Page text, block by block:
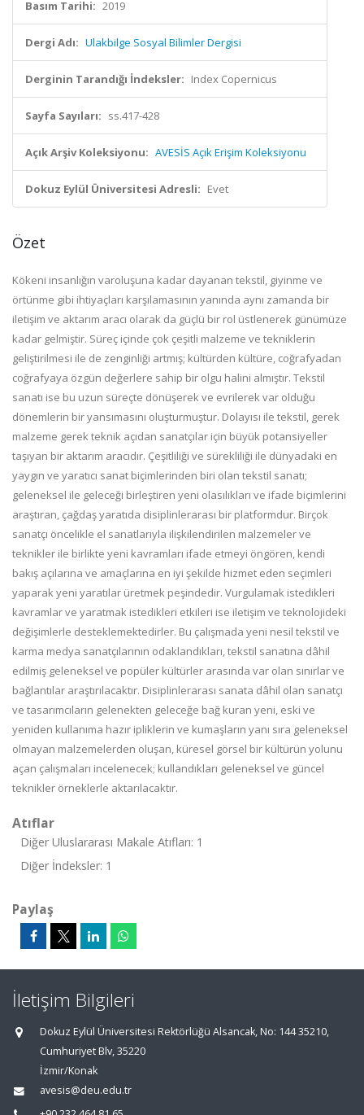
Basım Tarihi: 2019
Dergi Adı: Ulakbilge Sosyal Bilimler Dergisi
Derginin Tarandığı İndeksler: Index Copernicus
Sayfa Sayıları: ss.417-428
Açık Arşiv Koleksiyonu: AVESİS Açık Erişim Koleksiyonu
Dokuz Eylül Üniversitesi Adresli: Evet
Özet
Kökeni insanlığın varoluşuna kadar dayanan tekstil, giyinme ve
örtünme gibi ihtiyaçları karşılamasının yanında aynı zamanda bir
iletişim ve aktarım aracı olarak da güçlü bir rol üstlenerek günümüze
kadar gelmiştir. Süreç içinde çok çeşitli malzeme ve tekniklerin
geliştirilmesi ile de zenginliği artmış; kültürden kültüre, coğrafyadan
coğrafyaya özgün değerlere sahip bir olgu halini almıştır. Tekstil
sanatı ise bu uzun süreçte dönüşerek ve evrilerek var olduğu
dönemlerin bir yansımasını oluşturmuştur. Dolayısı ile tekstil, gerek
malzeme gerek teknik açıdan sanatçılar için büyük potansiyeller
taşıyan bir aktarım aracıdır. Çeşitliliği ve sürekliliği ile dünyadaki en
yaygın ve yaratıcı sanat biçimlerinden biri olan tekstil sanatı;
geleneksel ile geleceği birleştiren yeni olasılıkları ve ifade biçimlerini
araştıran, çağdaş yaratıda disiplinlerarası bir platformdur. Birçok
sanatçı öncelikle el sanatlarıyla ilişkilendirilen malzemeler ve
teknikler ile birlikte yeni kavramları ifade etmeyi öngören, kendi
bakış açılarına ve amaçlarına en iyi şekilde hizmet eden seçimleri
yaparak yeni yaratılar üretmek peşindedir. Vurgulamak istedikleri
kavramlar ve yaratmak istedikleri etkileri ise iletişim ve teknolojideki
değişimlerle desteklemektedirler. Bu çalışmada yeni nesil tekstil ve
karma medya sanatçılarının odaklandıkları, tekstil sanatına dâhil
edilmiş geleneksel ve popüler kültürler arasında var olan sınırlar ve
bağlantılar araştırılacaktır. Disiplinlerarası sanata dâhil olan sanatçı
ve tasarımcıların gelenekten geleceğe bağ kuran yeni, eski ve
yeniden kullanıma hazır ipliklerin ve kumaşların yanı sıra geleneksel
olmayan malzemelerden oluşan, küresel görsel bir kültürün yolunu
açan çalışmaları incelenecek; kullandıkları geleneksel ve güncel
teknikler örneklerle aktarılacaktır.
Atıflar
Diğer Uluslararası Makale Atıfları: 1
Diğer İndeksler: 1
Paylaş
İletişim Bilgileri
Dokuz Eylül Üniversitesi Rektörlüğü Alsancak, No: 144 35210,
Cumhuriyet Blv, 35220
İzmir/Konak
avesis@deu.edu.tr